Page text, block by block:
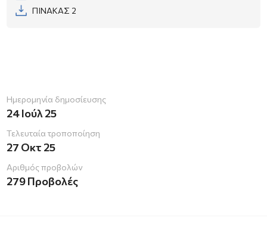
ΠΙΝΑΚΑΣ 2
Ημερομηνία δημοσίευσης
24 Ιούλ 25
Τελευταία τροποποίηση
27 Οκτ 25
Aριθμός προβολών
279 Προβολές